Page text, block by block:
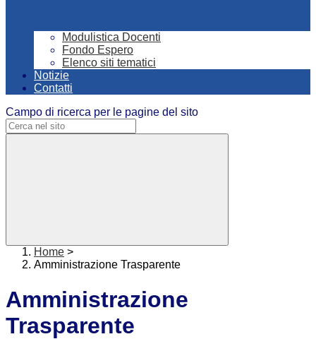
Modulistica Docenti
Fondo Espero
Elenco siti tematici
Notizie
Contatti
Campo di ricerca per le pagine del sito
Home >
Amministrazione Trasparente
Amministrazione
Trasparente